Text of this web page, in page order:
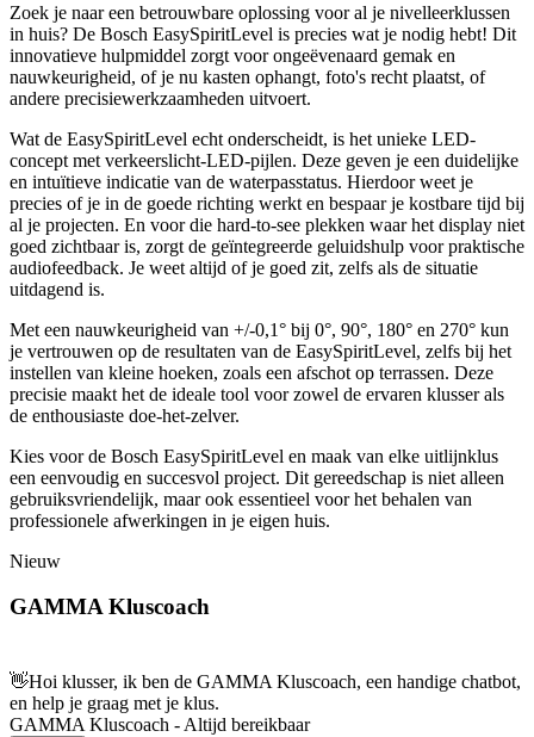
Zoek je naar een betrouwbare oplossing voor al je nivelleerklussen
in huis? De Bosch EasySpiritLevel is precies wat je nodig hebt! Dit
innovatieve hulpmiddel zorgt voor ongeëvenaard gemak en
nauwkeurigheid, of je nu kasten ophangt, foto's recht plaatst, of
andere precisiewerkzaamheden uitvoert.
Wat de EasySpiritLevel echt onderscheidt, is het unieke LED-
concept met verkeerslicht-LED-pijlen. Deze geven je een duidelijke
en intuïtieve indicatie van de waterpasstatus. Hierdoor weet je
precies of je in de goede richting werkt en bespaar je kostbare tijd bij
al je projecten. En voor die hard-to-see plekken waar het display niet
goed zichtbaar is, zorgt de geïntegreerde geluidshulp voor praktische
audiofeedback. Je weet altijd of je goed zit, zelfs als de situatie
uitdagend is.
Met een nauwkeurigheid van +/-0,1° bij 0°, 90°, 180° en 270° kun
je vertrouwen op de resultaten van de EasySpiritLevel, zelfs bij het
instellen van kleine hoeken, zoals een afschot op terrassen. Deze
precisie maakt het de ideale tool voor zowel de ervaren klusser als
de enthousiaste doe-het-zelver.
Kies voor de Bosch EasySpiritLevel en maak van elke uitlijnklus
een eenvoudig en succesvol project. Dit gereedschap is niet alleen
gebruiksvriendelijk, maar ook essentieel voor het behalen van
professionele afwerkingen in je eigen huis.
Nieuw
GAMMA Kluscoach
👋Hoi klusser, ik ben de GAMMA Kluscoach, een handige chatbot,
en help je graag met je klus.
GAMMA Kluscoach - Altijd bereikbaar